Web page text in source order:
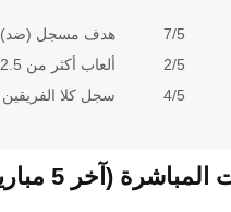
7/5
2/5
4/5
هدف مسجل (ضد)
ألعاب أكثر من 2.5 هدف
سجل كلا الفريقين
(آخر 5 مباريات)